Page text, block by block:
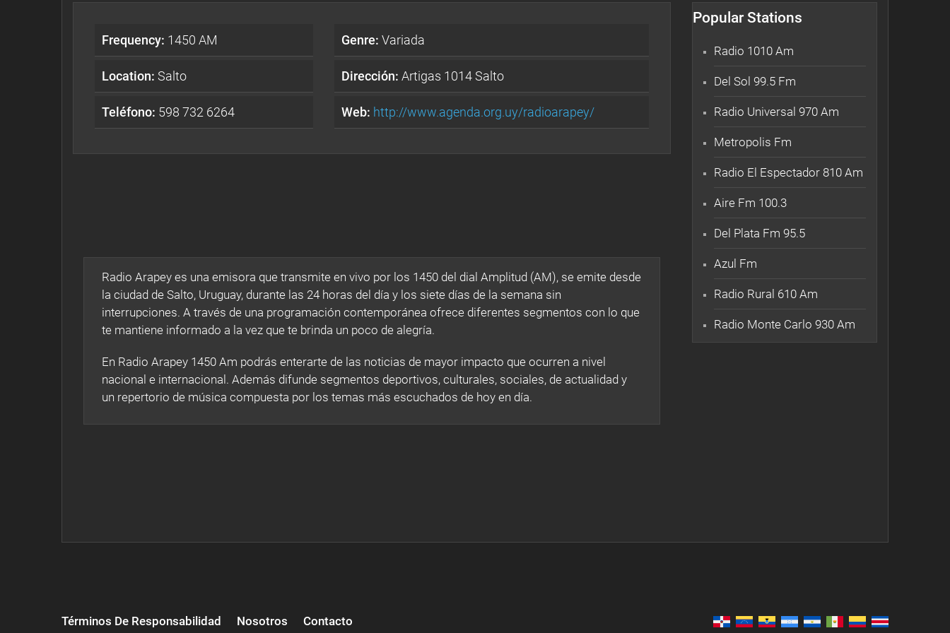
Frequency: 1450 AM
Location: Salto
Teléfono: 598 732 6264
Genre: Variada
Dirección: Artigas 1014 Salto
Web: http://www.agenda.org.uy/radioarapey/
Radio Arapey es una emisora que transmite en vivo por los 1450 del dial Amplitud (AM), se emite desde
la ciudad de Salto, Uruguay, durante las 24 horas del día y los siete días de la semana sin
interrupciones. A través de una programación contemporánea ofrece diferentes segmentos con lo que
te mantiene informado a la vez que te brinda un poco de alegría.
En Radio Arapey 1450 Am podrás enterarte de las noticias de mayor impacto que ocurren a nivel
nacional e internacional. Además difunde segmentos deportivos, culturales, sociales, de actualidad y
un repertorio de música compuesta por los temas más escuchados de hoy en día.
Popular Stations
Radio 1010 Am
Del Sol 99.5 Fm
Radio Universal 970 Am
Metropolis Fm
Radio El Espectador 810 Am
Aire Fm 100.3
Del Plata Fm 95.5
Azul Fm
Radio Rural 610 Am
Radio Monte Carlo 930 Am
Términos De Responsabilidad Nosotros Contacto